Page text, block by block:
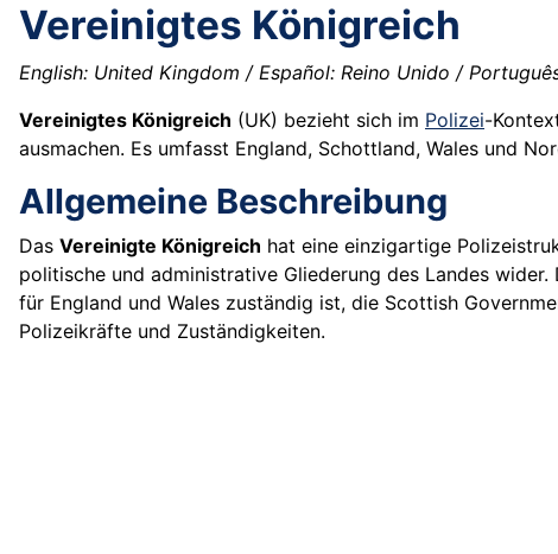
Vereinigtes Königreich
English: United Kingdom / Español: Reino Unido /
Vereinigtes Königreich (UK) bezieht sich im Polizei-
ausmachen. Es umfasst England, Schottland, Wales und
Allgemeine Beschreibung
Das Vereinigte Königreich hat eine einzigartige
politische und administrative Gliederung des Landes
für England und Wales zuständig ist, die Scottish
Polizeikräfte und Zuständigkeiten.